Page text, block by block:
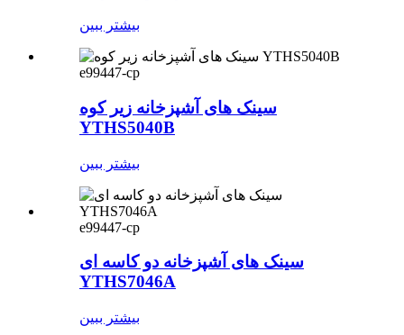
بیشتر ببین
e99447-cp
سینک های آشپزخانه زیر کوه
YTHS5040B
بیشتر ببین
e99447-cp
سینک های آشپزخانه دو کاسه ای
YTHS7046A
بیشتر ببین